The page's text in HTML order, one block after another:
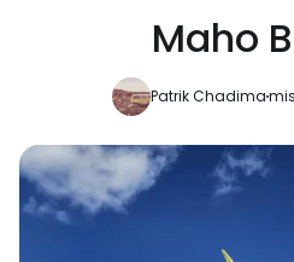
Maho
Patrik Chadima
... la communauté
Continuer
Continuer